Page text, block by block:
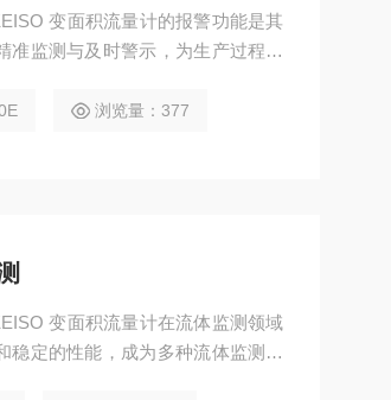
变面积流量计的报警功能是其
准监测与及时警示，为生产过程中
全流量范围。当流体流量超出上限
浏览量：377
变面积流量计在流体监测领域
稳定的性能，成为多种流体监测场